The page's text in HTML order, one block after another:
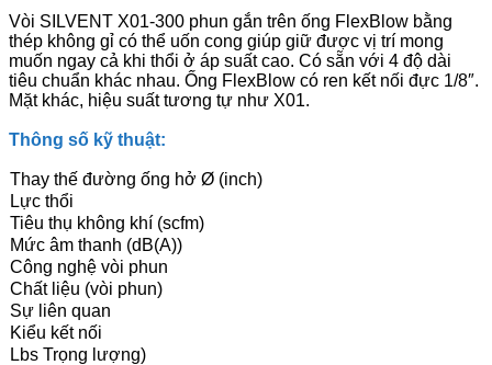
Vòi SILVENT X01-300 phun gắn trên ống FlexBlow bằng
thép không gỉ có thể uốn cong giúp giữ được vị trí mong
muốn ngay cả khi thổi ở áp suất cao. Có sẵn với 4 độ dài
tiêu chuẩn khác nhau. Ống FlexBlow có ren kết nối đực 1/8″.
Mặt khác, hiệu suất tương tự như X01.
Thông số kỹ thuật:
Thay thế đường ống hở Ø (inch)
Lực thổi
Tiêu thụ không khí (scfm)
Mức âm thanh (dB(A))
Công nghệ vòi phun
Chất liệu (vòi phun)
Sự liên quan
Kiểu kết nối
Lbs Trọng lượng)